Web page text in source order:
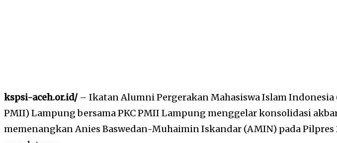
kspsi-aceh.or.id/– Ikatan Alumni Pergerakan Mahasiswa Islam Indonesia
PMII) Lampung bersama PKC PMII Lampung menggelar konsolidasi
memenangkan Anies Baswedan-Muhaimin Iskandar (AMIN) pada Pilpres